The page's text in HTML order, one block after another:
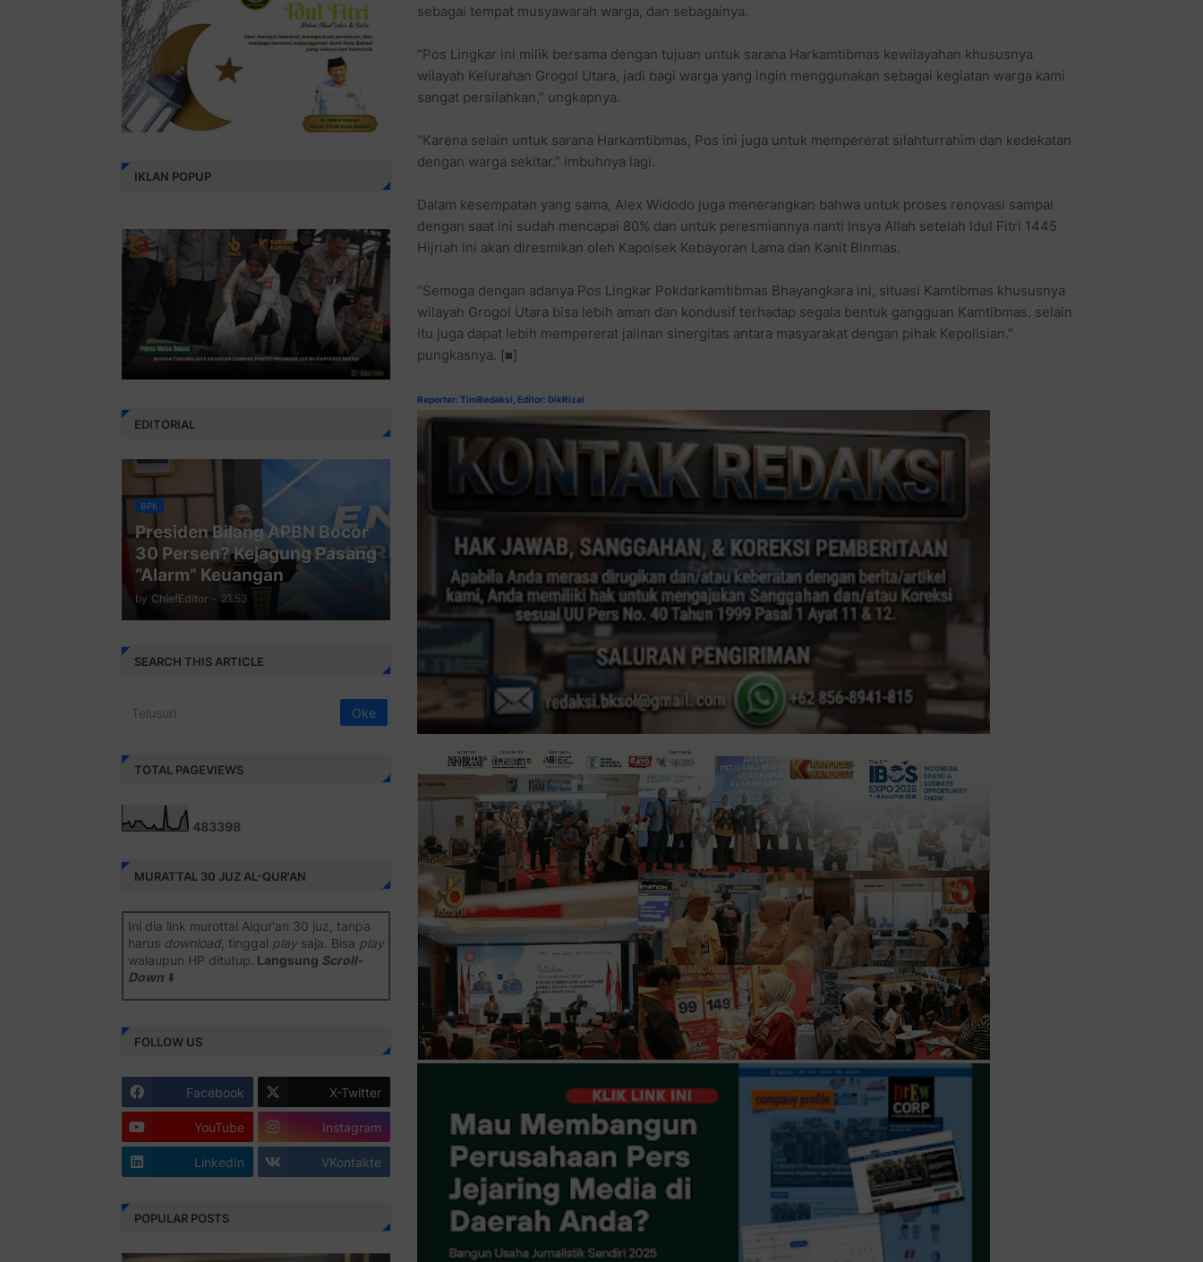
sebagai tempat musyawarah warga, dan sebagainya.
“Pos Lingkar ini milik bersama dengan tujuan untuk sarana Harkamtibmas kewilayahan khususnya
wilayah Kelurahan Grogol Utara, jadi bagi warga yang ingin menggunakan sebagai kegiatan warga kami
sangat persilahkan,” ungkapnya.
“Karena selain untuk sarana Harkamtibmas, Pos ini juga untuk mempererat silahturrahim dan kedekatan
dengan warga sekitar.” imbuhnya lagi.
Dalam kesempatan yang sama, Alex Widodo juga menerangkan bahwa untuk proses renovasi sampai
dengan saat ini sudah mencapai 80% dan untuk peresmiannya nanti Insya Allah setelah Idul Fitri 1445
Hijriah ini akan diresmikan oleh Kapolsek Kebayoran Lama dan Kanit Binmas.
“Semoga dengan adanya Pos Lingkar Pokdarkamtibmas Bhayangkara ini, situasi Kamtibmas khususnya
wilayah Grogol Utara bisa lebih aman dan kondusif terhadap segala bentuk gangguan Kamtibmas. selain
itu juga dapat lebih mempererat jalinan sinergitas antara masyarakat dengan pihak Kepolisian.”
pungkasnya. [■]
Reporter: TimRedaksi, Editor: DikRizal
IKLAN POPUP
EDITORIAL
BPK
Presiden Bilang APBN Bocor
30 Persen? Kejagung Pasang
“Alarm” Keuangan
by ChiefEditor - 21.53
SEARCH THIS ARTICLE
TOTAL PAGEVIEWS
483398
MURATTAL 30 JUZ AL-QUR'AN
Ini dia link murottal Alqur'an 30 juz, tanpa
harus download, tinggal playsaja. Bisa play
walaupun HP ditutup. Langsung Scroll-
Down⬇️
Juz 1 ⇨http://j.mp/2b8SiNO
Juz 2 ⇨http://j.mp/2b8RJmQ
Juz 3 ⇨http://j.mp/2bFSrtF
Juz 4 ⇨http://j.mp/2b8SXi3
Juz 5 ⇨http://j.mp/2b8RZm3
Juz 6 ⇨http://j.mp/28MBohs
Juz 7 ⇨http://j.mp/2bFRIZC
FOLLOW US
Facebook X-Twitter
YouTube Instagram
LinkedIn VKontakte
POPULAR POSTS